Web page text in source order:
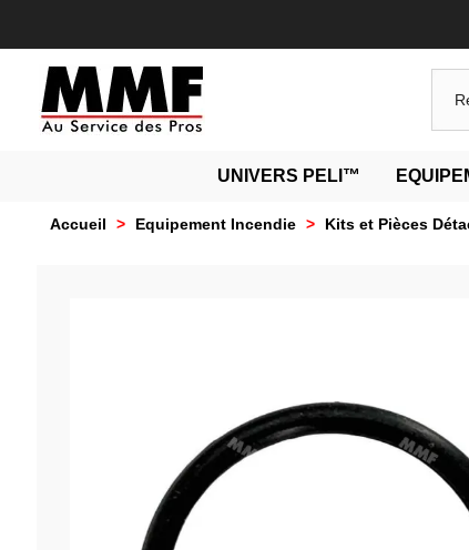
UNIVERS PELI™
Accueil > Equipement Incendie > Kits et Pièces